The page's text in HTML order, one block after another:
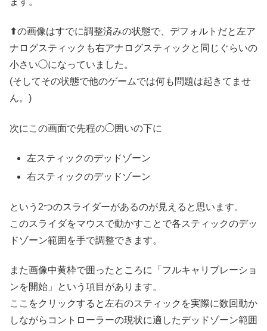
⬆の画像はすでに調整済みの状態で、デフォルトだと左ア
ナログスティックも右アナログスティックと同じぐらいの
小さい◯になっていました。
(そしてその状態で他のゲームでは何も問題は起きてませ
ん。)
次にこの画面で先程の◯囲いの下に
左スティックのデッドゾーン
右スティックのデッドゾーン
という2つのスライダーがあるのが見えると思います。
このスライダをマウスで動かすことで各スティックのデッ
ドゾーン範囲を手で調整できます。
また画像中黄枠で囲ったところに「フルキャリブレーショ
ンを開始」という項目があります。
ここをクリックすると左右のスティックを実際に数回動か
しながらコントローラーの現状に適したデッドゾーン範囲